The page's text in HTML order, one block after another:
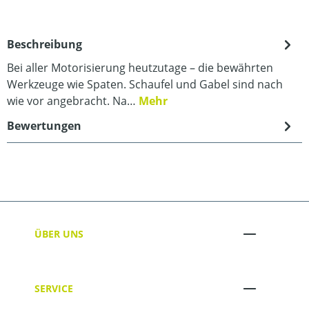
Beschreibung
Bei aller Motorisierung heutzutage – die bewährten
Werkzeuge wie Spaten. Schaufel und Gabel sind nach
wie vor angebracht. Na… Mehr
Bewertungen
ÜBER UNS
SERVICE